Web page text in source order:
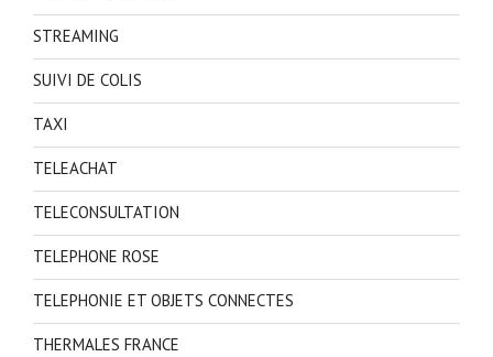
STREAMING
SUIVI DE COLIS
TAXI
TELEACHAT
TELECONSULTATION
TELEPHONE ROSE
TELEPHONIE ET OBJETS CONNECTES
THERMALES FRANCE